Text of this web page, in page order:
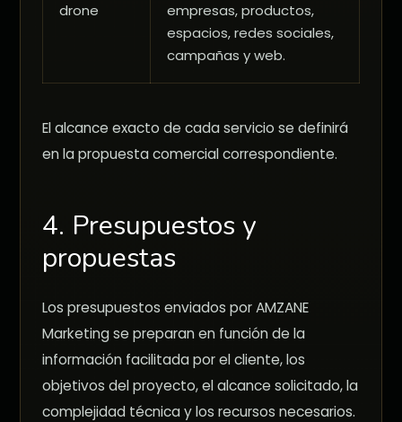
drone
empresas, productos,
espacios, redes sociales,
campañas y web.
El alcance exacto de cada servicio se definirá
en la propuesta comercial correspondiente.
4. Presupuestos y
propuestas
Los presupuestos enviados por AMZANE
Marketing se preparan en función de la
información facilitada por el cliente, los
objetivos del proyecto, el alcance solicitado, la
complejidad técnica y los recursos necesarios.